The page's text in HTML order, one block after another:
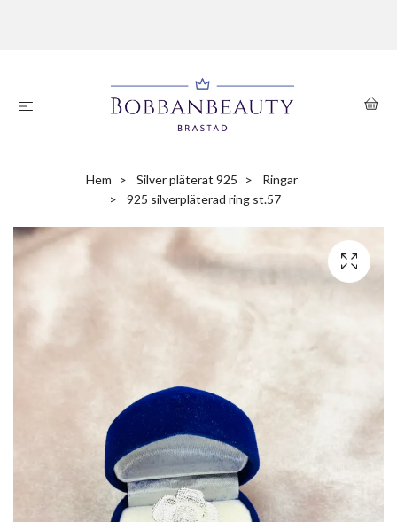
Hem Silver pläterat 925
Ringar
925 silverpläterad ring st.57